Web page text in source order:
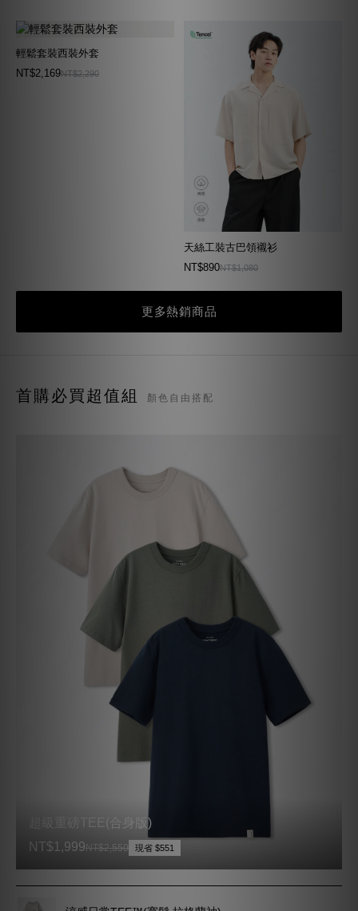
輕鬆套裝西裝外套
NT$2,169NT$2,290
天絲工裝古巴領襯衫
NT$890NT$1,080
更多熱銷商品
首購必買超值組 顏色自由搭配
超級重磅TEE(合身版)
NT$1,999NT$2,550 現省 $551